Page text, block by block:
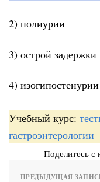
2) полиурии
3) острой
4) изогипостенурии
Учебный курс:
гастроэнтерологии
Поделитесь с
ПРЕДЫДУЩАЯ